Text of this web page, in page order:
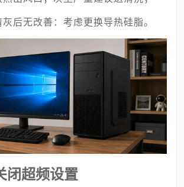
后无改善：考虑更换导热硅脂。
闭超频设置